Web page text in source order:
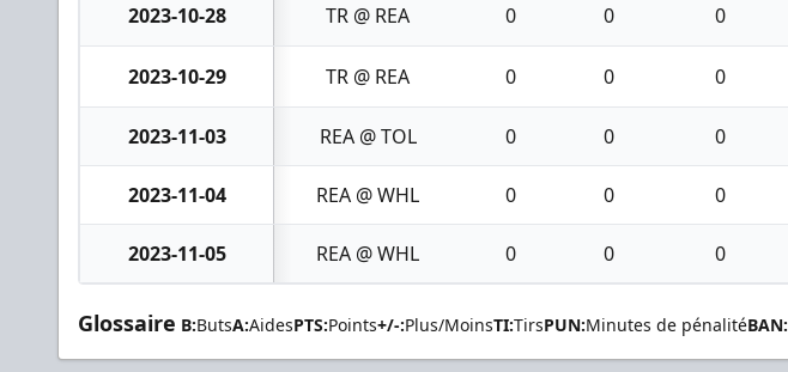
2023-10-28 TR @ REA 0 0 0
2023-10-29 TR @ REA 0 0 0
2023-11-03 REA @ TOL 0 0 0
2023-11-04 REA @ WHL 0 0 0
2023-11-05 REA @ WHL 0 0 0
Glossaire B:ButsA:AidesPTS:Points+/-:Plus/MoinsTI:TirsPUN:Minutes de pénalitéBAN: